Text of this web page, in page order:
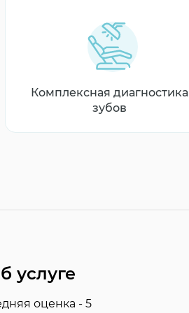
Комплексная диагностика
зубов
услуге
оценка - 5